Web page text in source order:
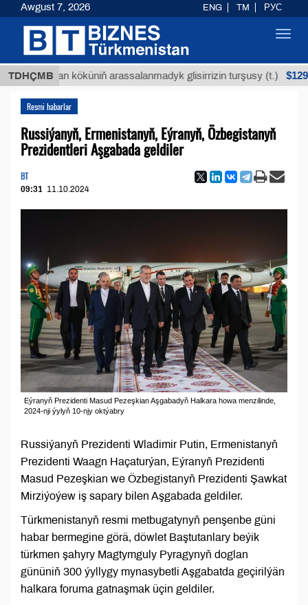
TDHÇMB
Buýan köküniň arassalanmadyk glisirrizin turşusy (t.) $12935,18
Resmi habarlar
Russiýanyň, Ermenistanyň, Eýranyň, Özbegistanyň
Prezidentleri Aşgabada geldiler
BT
09:31 11.10.2024
Eýranyň Prezidenti Masud Pezeşkian Aşgabadyň Halkara howa menzilinde,
2024-nji ýylyň 10-njy oktýabry
Russiýanyň Prezidenti Wladimir Putin, Ermenistanyň
Prezidenti Waagn Haçaturýan, Eýranyň Prezidenti
Masud Pezeşkian we Özbegistanyň Prezidenti Şawkat
Mirziýoýew iş sapary bilen Aşgabada geldiler.
Türkmenistanyň resmi metbugatynyň penşenbe güni
habar bermegine görä, döwlet Baştutanlary beýik
türkmen şahyry Magtymguly Pyragynyň doglan
gününiň 300 ýyllygy mynasybetli Aşgabatda geçirilýän
halkara foruma gatnaşmak üçin geldiler.
Awgust 7, 2026 ENG TM РУС